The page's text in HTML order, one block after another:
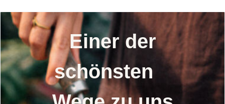
Einer der
schönsten